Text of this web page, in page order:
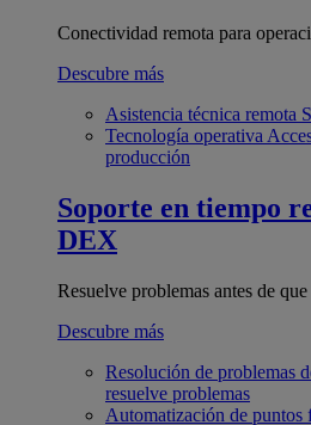
Conectividad remota para
Descubre más
Asistencia técnica remota
Tecnología operativa
producción
Soporte en tiempo
DEX
Resuelve problemas antes de
Descubre más
Resolución de problemas
resuelve problemas
Automatización de puntos